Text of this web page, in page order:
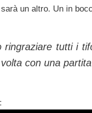
un altro. Un in
ringraziare tutti i
con una partita